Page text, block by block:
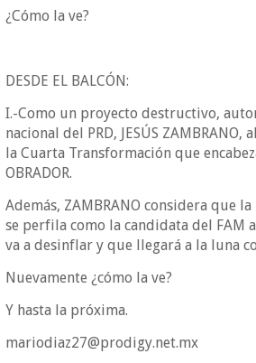
¿Cómo la ve?
DESDE EL BALCÓN:
I.-Como un proyecto destructivo,
nacional del PRD, JESÚS
la Cuarta Transformación que
OBRADOR.
Además, ZAMBRANO considera que
se perfila como la candidata del FAM
va a desinflar y que llegará a la luna
Nuevamente ¿cómo la ve?
Y hasta la próxima.
mariodiaz27@prodigy.net.mx